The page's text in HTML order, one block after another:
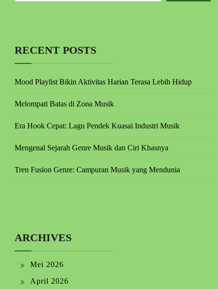
RECENT POSTS
Mood Playlist Bikin Aktivitas Harian Terasa Lebih Hidup
Melompati Batas di Zona Musik
Era Hook Cepat: Lagu Pendek Kuasai Industri Musik
Mengenal Sejarah Genre Musik dan Ciri Khasnya
Tren Fusion Genre: Campuran Musik yang Mendunia
ARCHIVES
Mei 2026
April 2026